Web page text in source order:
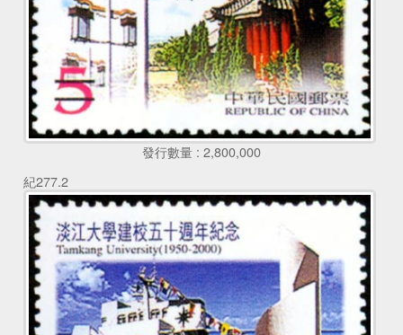
發行數量 : 2,800,000
紀277.2